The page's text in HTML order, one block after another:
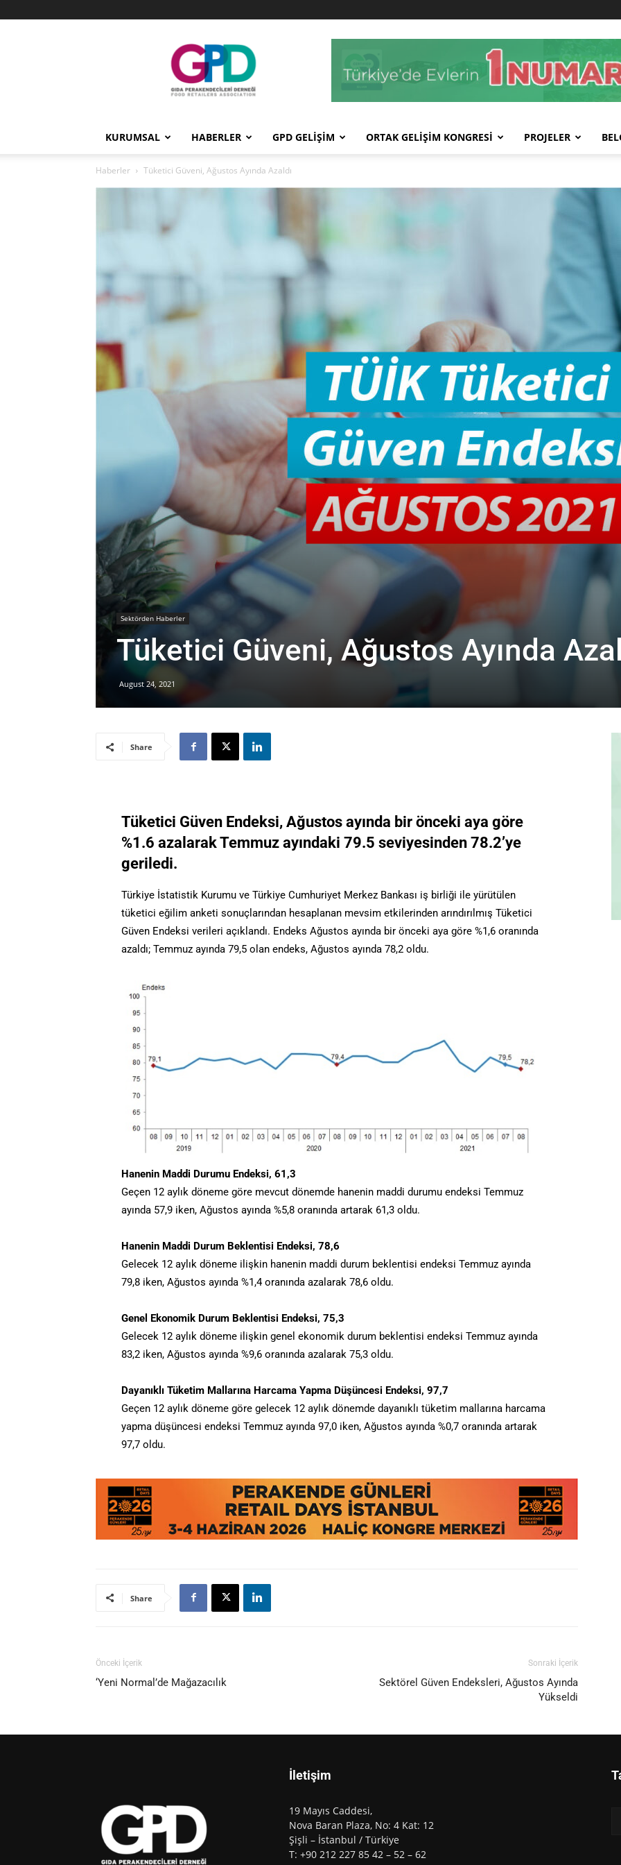
GPD
KURUMSAL HABERLER GPD GELİŞİM ORTAK GELİŞİM KONGRESİ PROJELER
Haberler Tüketici Güveni, Ağustos Ayında Azaldı
Sektörden Haberler
Tüketici Güveni, Ağustos Ayında
August 24, 2021
Share
Tüketici Güven Endeksi, Ağustos ayında bir önceki aya göre
%1.6 azalarak Temmuz ayındaki 79.5 seviyesinden 78.2’ye
geriledi.
Türkiye İstatistik Kurumu ve Türkiye Cumhuriyet Merkez Bankası iş birliği ile yürütülen
tüketici eğilim anketi sonuçlarından hesaplanan mevsim etkilerinden arındırılmış Tüketici
Güven Endeksi verileri açıklandı. Endeks Ağustos ayında bir önceki aya göre %1,6 oranında
azaldı; Temmuz ayında 79,5 olan endeks, Ağustos ayında 78,2 oldu.
Hanenin Maddi Durumu Endeksi, 61,3
Geçen 12 aylık döneme göre mevcut dönemde hanenin maddi durumu endeksi Temmuz
ayında 57,9 iken, Ağustos ayında %5,8 oranında artarak 61,3 oldu.
Hanenin Maddi Durum Beklentisi Endeksi, 78,6
Gelecek 12 aylık döneme ilişkin hanenin maddi durum beklentisi endeksi Temmuz ayında
79,8 iken, Ağustos ayında %1,4 oranında azalarak 78,6 oldu.
Genel Ekonomik Durum Beklentisi Endeksi, 75,3
Gelecek 12 aylık döneme ilişkin genel ekonomik durum beklentisi endeksi Temmuz ayında
83,2 iken, Ağustos ayında %9,6 oranında azalarak 75,3 oldu.
Dayanıklı Tüketim Mallarına Harcama Yapma Düşüncesi Endeksi, 97,7
Geçen 12 aylık döneme göre gelecek 12 aylık dönemde dayanıklı tüketim mallarına harcama
yapma düşüncesi endeksi Temmuz ayında 97,0 iken, Ağustos ayında %0,7 oranında artarak
97,7 oldu.
Share
Önceki İçerik
‘Yeni Normal’de Mağazacılık
Sonraki İçerik
Sektörel Güven Endeksleri, Ağustos Ayında
Yükseldi
İletişim
19 Mayıs Caddesi,
Nova Baran Plaza, No: 4 Kat: 12
Şişli – İstanbul / Türkiye
T: +90 212 227 85 42 – 52 – 62